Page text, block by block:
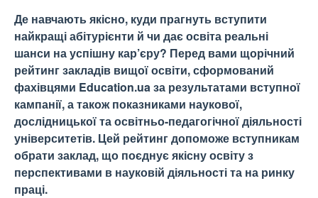
Де навчають якісно, куди прагнуть вступити
найкращі абітурієнти й чи дає освіта реальні
шанси на успішну кар’єру? Перед вами щорічний
рейтинг закладів вищої освіти, сформований
фахівцями Education.ua за результатами вступної
кампанії, а також показниками наукової,
дослідницької та освітньо-педагогічної діяльності
університетів. Цей рейтинг допоможе вступникам
обрати заклад, що поєднує якісну освіту з
перспективами в науковій діяльності та на ринку
праці.